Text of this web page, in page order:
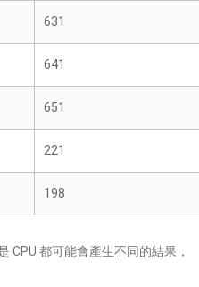
631
641
651
221
198
CPU 都可能會產生不同的結果，